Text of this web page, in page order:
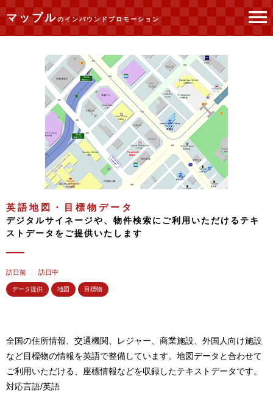
マップルのインバウンドプロモーション
トップページ サービス紹介 英語地図・目標物...
英語地図・目標物データ
デジタルサイネージや、物件検索にご利用いただけるテキ
ストデータをご提供いたします
訪日前 訪日中
データ提供 地図 目標物
全国の住所情報、交通機関、レジャー、商業施設、外国人向け施設
など目標物の情報を英語で整備しています。地図データと合わせて
ご利用いただける、座標情報などを収録したテキストデータです。
対応言語/英語